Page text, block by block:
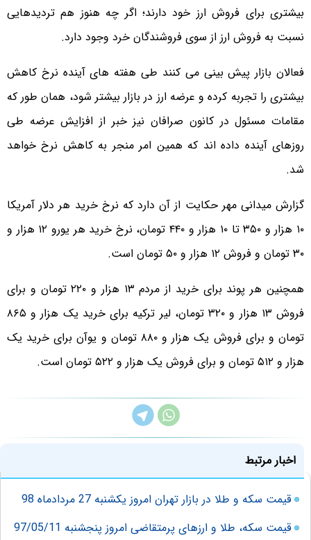
بیشتری برای فروش ارز خود دارند؛ اگر چه هنوز هم تردیدهایی
نسبت به فروش ارز از سوی فروشندگان خرد وجود دارد.
فعالان بازار پیش بینی می کنند طی هفته های آینده نرخ کاهش
بیشتری را تجربه کرده و عرضه ارز در بازار بیشتر شود، همان طور که
مقامات مسئول در کانون صرافان نیز خبر از افزایش عرضه طی
روزهای آینده داده اند که همین امر منجر به کاهش نرخ خواهد
شد.
گزارش میدانی مهر حکایت از آن دارد که نرخ خرید هر دلار آمریکا
۱۰ هزار و ۳۵۰ تا ۱۰ هزار و ۴۴۰ تومان، نرخ خرید هر یورو ۱۲ هزار و
۳۰ تومان و فروش ۱۲ هزار و ۵۰ تومان است.
همچنین هر پوند برای خرید از مردم ۱۳ هزار و ۲۲۰ تومان و برای
فروش ۱۳ هزار و ۳۲۰ تومان، لیر ترکیه برای خرید یک هزار و ۸۶۵
تومان و برای فروش یک هزار و ۸۸۰ تومان و یوآن برای خرید یک
هزار و ۵۱۲ تومان و برای فروش یک هزار و ۵۲۲ تومان است.
اخبار مرتبط
قیمت سکه و طلا در بازار تهران امروز یکشنبه 27 مردادماه 98
قیمت سکه، طلا و ارزهای پرمتقاضی امروز پنجشنبه 97/05/11